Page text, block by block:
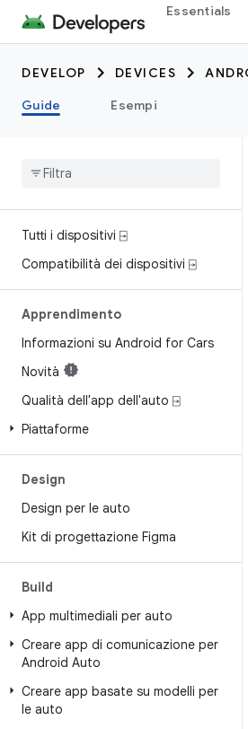
Essentials
DEVELOP DEVICES
Guide
Esempi
Tutti i dispositivi ⍈
Compatibilità dei dispositivi ⍈
Apprendimento
Informazioni su Android for Cars
Novità
Qualità dell'app dell'auto ⍈
Piattaforme
Design
Design per le auto
Kit di progettazione Figma
Build
App multimediali per auto
Creare app di comunicazione per
Android Auto
Creare app basate su modelli per
le auto